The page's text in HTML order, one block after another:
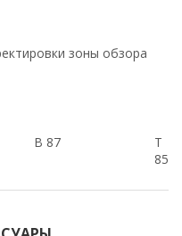
зоны обзора
В 87
T
85